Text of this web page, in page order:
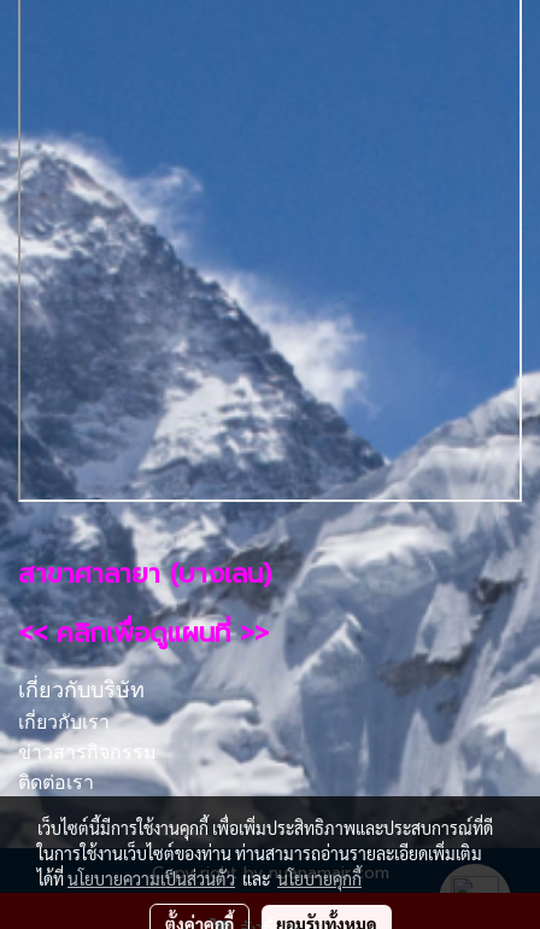
สาขาศาลายา (บางเลน)
<< คลิกเพื่อดูแผนที่ >>
เกี่ยวกับบริษัท
เกี่ยวกับเรา
ข่าวสารกิจกรรม
ติดต่อเรา
Copy right by nuanamair.com
ผู้เข้าชมวันนี้ 314
เว็บไซต์นี้มีการใช้งานคุกกี้ เพื่อเพิ่มประสิทธิภาพและประสบการณ์ที่ดี
ในการใช้งานเว็บไซต์ของท่าน ท่านสามารถอ่านรายละเอียดเพิ่มเติม
ได้ที่นโยบายความเป็นส่วนตัวและนโยบายคุกกี้
ตั้งค่าคุกกี้ ยอมรับทั้งหมด